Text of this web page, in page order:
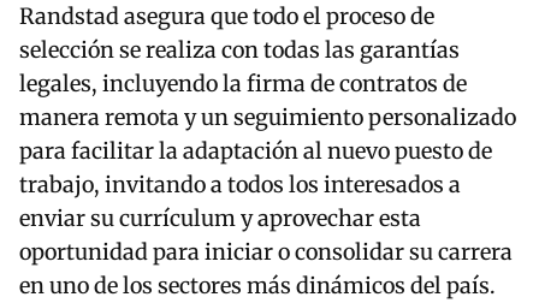
Randstad asegura que todo el proceso de
selección se realiza con todas las garantías
legales, incluyendo la firma de contratos de
manera remota y un seguimiento personalizado
para facilitar la adaptación al nuevo puesto de
trabajo, invitando a todos los interesados a
enviar su currículum y aprovechar esta
oportunidad para iniciar o consolidar su carrera
en uno de los sectores más dinámicos del país.